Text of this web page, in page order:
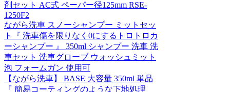
剤セット AC式 ペーパー径125mm RSE-
1250F2
ながら洗車 スノーシャンプー ミットセッ
ト『 洗車傷を限りなく0にするトロトロカ
ーシャンプー 』 350ml シャンプー 洗車 洗
車セット 洗車グローブ ウォッシュミット
泡 フォームガン 使用可
【ながら洗車】 BASE 大容量 350ml 単品
『 簡易コーティングのような下地処理